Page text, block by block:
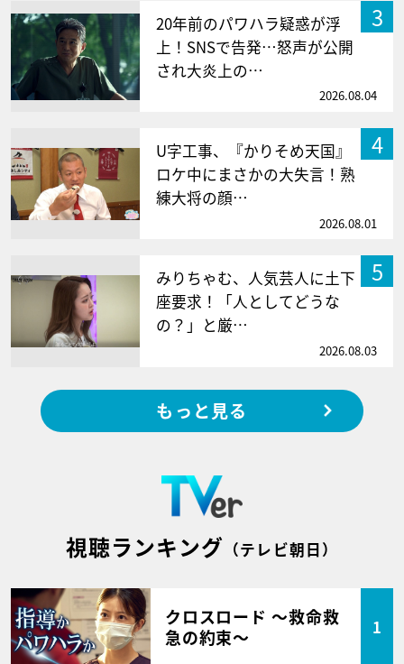
3
20年前のパワハラ疑惑が浮
上！SNSで告発…怒声が公開
され大炎上の…
2026.08.04
4
U字工事、『かりそめ天国』
ロケ中にまさかの大失言！熟
練大将の顔…
2026.08.01
5
みりちゃむ、人気芸人に土下
座要求！「人としてどうな
の？」と厳…
2026.08.03
もっと見る
視聴ランキング （テレビ朝日）
クロスロード ～救命救
急の約束～
1